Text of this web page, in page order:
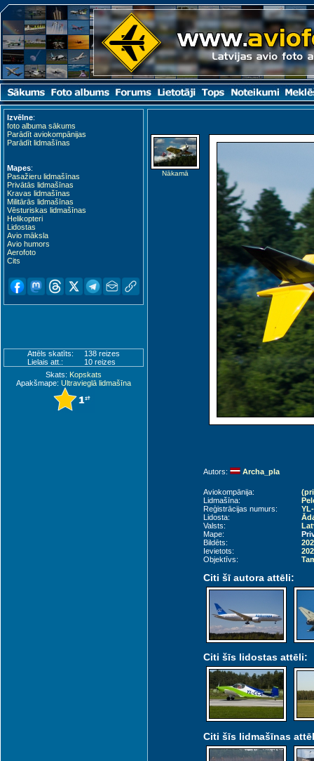
Izvēlne:
foto albuma sākums
Parādīt aviokompānijas
Parādīt lidmašīnas
Mapes:
Pasažieru lidmašīnas
Privātās lidmašīnas
Kravas lidmašīnas
Militārās lidmašīnas
Vēsturiskas lidmašīnas
Helikopteri
Lidostas
Avio māksla
Avio humors
Aerofoto
Cits
Attēls skatīts:
138 reizes
Lielais att.:
10 reizes
Skats: Kopskats
Apakšmape: Ultravieglā lidmašīna
Nākamā
Autors: Archa_pla
Aviokompānija:
Lidmašīna:
Reģistrācijas numurs:
Lidosta:
Valsts:
Mape:
Bildēts:
Ievietots:
Objektīvs:
Citi šī autora attēli:
Citi šīs lidostas attēli:
Citi šīs lidmašīnas